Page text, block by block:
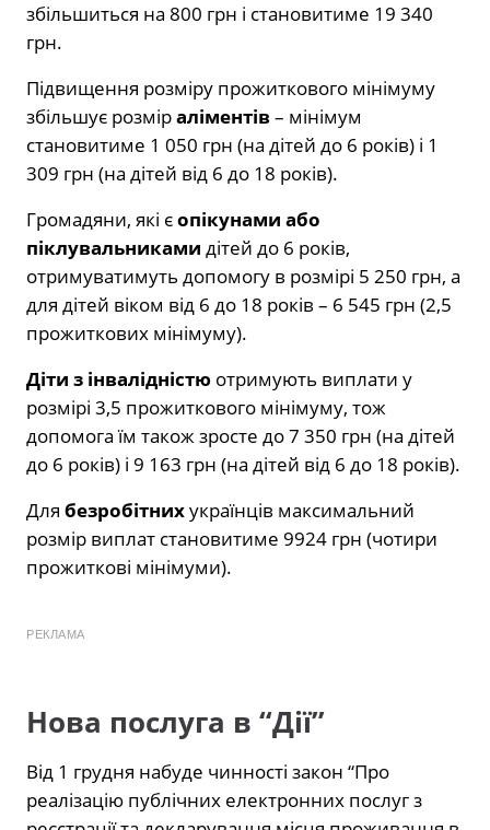
збільшиться на 800 грн і становитиме 19 340
грн.
Підвищення розміру прожиткового мінімуму
збільшує розміраліментів– мінімум
становитиме 1 050 грн (на дітей до 6 років) і 1
309 грн (на дітей від 6 до 18 років).
Громадяни, які єопікунами або
піклувальниками дітей до 6 років,
отримуватимуть допомогу в розмірі 5 250 грн, а
для дітей віком від 6 до 18 років – 6 545 грн (2,5
прожиткових мінімуму).
Діти з інвалідністю отримують виплати у
розмірі 3,5 прожиткового мінімуму, тож
допомога їм також зросте до 7 350 грн (на дітей
до 6 років) і 9 163 грн (на дітей від 6 до 18 років).
Для безробітнихукраїнців максимальний
розмір виплат становитиме 9924 грн (чотири
прожиткові мінімуми).
РЕКЛАМА
Нова послуга в “Дії”
Від 1 грудня набуде чинності закон “Про
реалізацію публічних електронних послуг з